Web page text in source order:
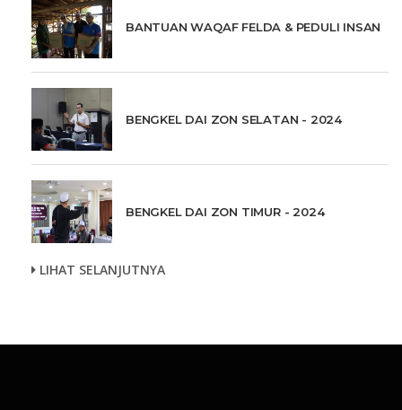
BANTUAN WAQAF FELDA & PEDULI INSAN
BENGKEL DAI ZON SELATAN - 2024
BENGKEL DAI ZON TIMUR - 2024
LIHAT SELANJUTNYA